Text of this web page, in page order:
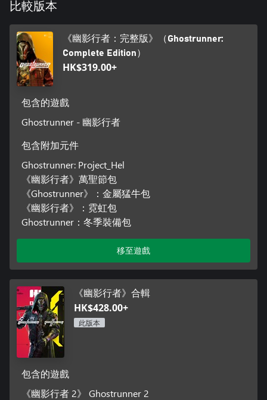
比較版本
《幽影行者：完整版》（Ghostrunner:
Complete Edition）
HK$319.00+
包含的遊戲
Ghostrunner - 幽影行者
包含附加元件
Ghostrunner: Project_Hel
《幽影行者》萬聖節包
《Ghostrunner》：金屬猛牛包
《幽影行者》：霓虹包
Ghostrunner：冬季裝備包
移至遊戲
《幽影行者》合輯
HK$428.00+
此版本
包含的遊戲
《幽影行者 2》 Ghostrunner 2